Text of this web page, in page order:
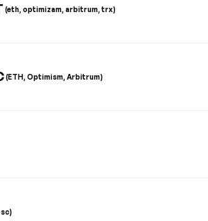
(eth, optimizam, arbitrum, trx)
(ETH, Optimism, Arbitrum)